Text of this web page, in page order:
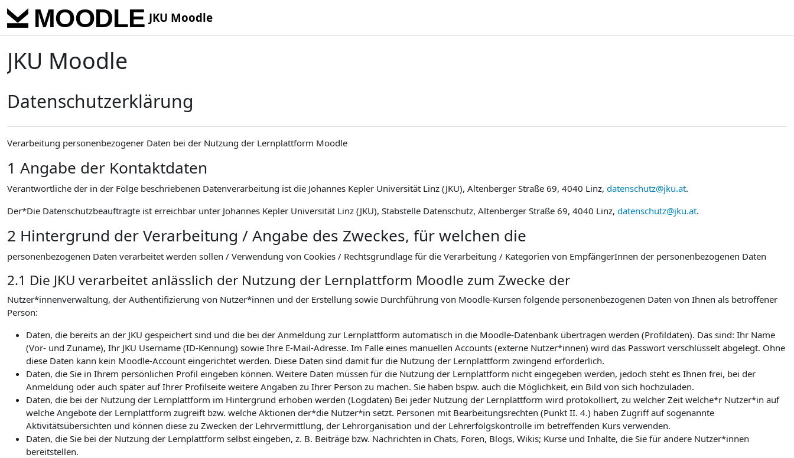
Skip to main content
JKU Moodle
JKU Moodle
Datenschutzerklärung
Verarbeitung personenbezogener Daten bei der Nutzung der Lernplattform Moodle
1 Angabe der Kontaktdaten
Verantwortliche der in der Folge beschriebenen Datenverarbeitung ist die Johannes Kepler Universität Linz (JKU), Altenberger Straße 69, 4040 Linz, datenschutz@jku.at.
Der*Die Datenschutzbeauftragte ist erreichbar unter Johannes Kepler Universität Linz (JKU), Stabstelle Datenschutz, Altenberger Straße 69, 4040 Linz, datenschutz@jku.at.
2 Hintergrund der Verarbeitung / Angabe des Zweckes, für welchen die
personenbezogenen Daten verarbeitet werden sollen / Verwendung von Cookies / Rechtsgrundlage für die Verarbeitung / Kategorien von EmpfängerInnen der personenbezogenen Daten
2.1 Die JKU verarbeitet anlässlich der Nutzung der Lernplattform Moodle zum Zwecke der
Nutzer*innenverwaltung, der Authentifizierung von Nutzer*innen und der Erstellung sowie Durchführung von Moodle-Kursen folgende personenbezogenen Daten von Ihnen als betroffener
Person:
Daten, die bereits an der JKU gespeichert sind und die bei der Anmeldung zur Lernplattform automatisch in die Moodle-Datenbank übertragen werden (Profildaten). Das sind: Ihr Name
(Vor- und Zuname), Ihr JKU Username (ID-Kennung) sowie Ihre E-Mail-Adresse. Im Falle eines manuellen Accounts (externe Nutzer*innen) wird das Passwort verschlüsselt abgelegt. Ohne
diese Daten kann kein Moodle-Account eingerichtet werden. Diese Daten sind damit für die Nutzung der Lernplattform zwingend erforderlich.
Daten, die Sie in Ihrem persönlichen Profil eingeben können. Weitere Daten müssen für die Nutzung der Lernplattform nicht eingegeben werden, jedoch steht es Ihnen frei, bei der
Anmeldung oder auch später auf Ihrer Profilseite weitere Angaben zu Ihrer Person zu machen. Sie haben bspw. auch die Möglichkeit, ein Bild von sich hochzuladen.
Daten, die bei der Nutzung der Lernplattform im Hintergrund erhoben werden (Logdaten) Bei jeder Nutzung der Lernplattform wird protokolliert, zu welcher Zeit welche*r Nutzer*in auf
welche Angebote der Lernplattform zugreift bzw. welche Aktionen der*die Nutzer*in setzt. Personen mit Bearbeitungsrechten (Punkt II. 4.) haben Zugriff auf sogenannte
Aktivitätsübersichten und können diese zu Zwecken der Lehrvermittlung, der Lehrorganisation und der Lehrerfolgskontrolle im betreffenden Kurs verwenden.
Daten, die Sie bei der Nutzung der Lernplattform selbst eingeben, z. B. Beiträge bzw. Nachrichten in Chats, Foren, Blogs, Wikis; Kurse und Inhalte, die Sie für andere Nutzer*innen
bereitstellen.